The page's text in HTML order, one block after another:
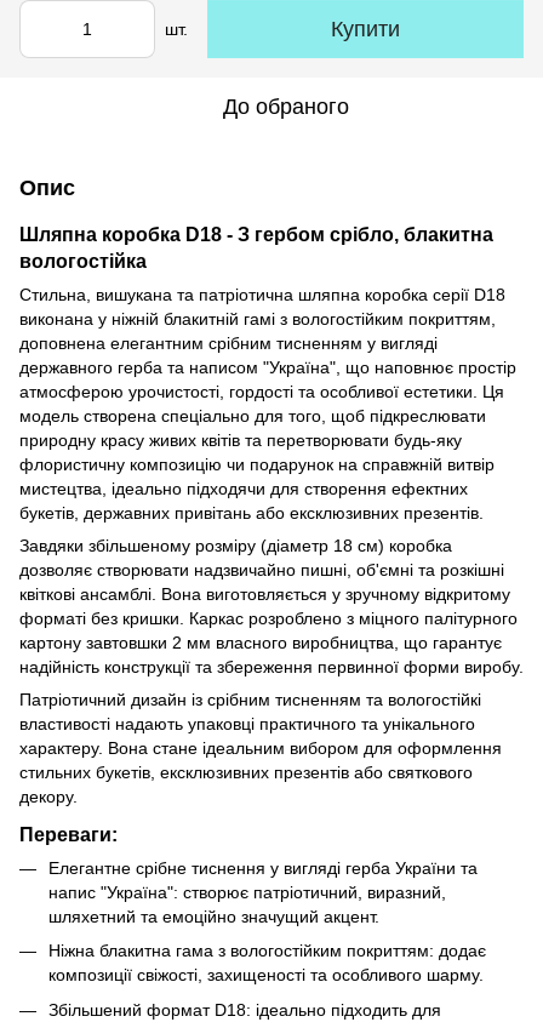
шт. Купити
До обраного
Опис
Шляпна коробка D18 - З гербом срібло, блакитна
вологостійка
Стильна, вишукана та патріотична шляпна коробка серії D18
виконана у ніжній блакитній гамі з вологостійким покриттям,
доповнена елегантним срібним тисненням у вигляді
державного герба та написом "Україна", що наповнює простір
атмосферою урочистості, гордості та особливої естетики. Ця
модель створена спеціально для того, щоб підкреслювати
природну красу живих квітів та перетворювати будь-яку
флористичну композицію чи подарунок на справжній витвір
мистецтва, ідеально підходячи для створення ефектних
букетів, державних привітань або ексклюзивних презентів.
Завдяки збільшеному розміру (діаметр 18 см) коробка
дозволяє створювати надзвичайно пишні, об'ємні та розкішні
квіткові ансамблі. Вона виготовляється у зручному відкритому
форматі без кришки. Каркас розроблено з міцного палітурного
картону завтовшки 2 мм власного виробництва, що гарантує
надійність конструкції та збереження первинної форми виробу.
Патріотичний дизайн із срібним тисненням та вологостійкі
властивості надають упаковці практичного та унікального
характеру. Вона стане ідеальним вибором для оформлення
стильних букетів, ексклюзивних презентів або святкового
декору.
Переваги:
Елегантне срібне тиснення у вигляді герба України та
напис "Україна": створює патріотичний, виразний,
шляхетний та емоційно значущий акцент.
Ніжна блакитна гама з вологостійким покриттям: додає
композиції свіжості, захищеності та особливого шарму.
Збільшений формат D18: ідеально підходить для